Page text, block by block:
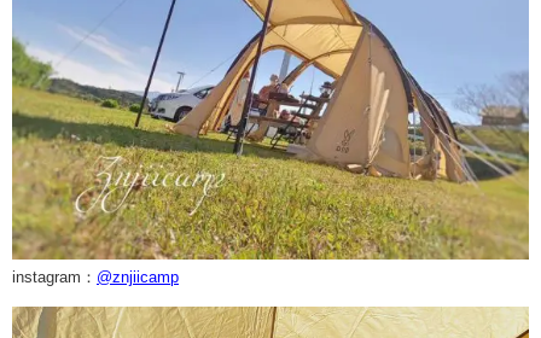
instagram： @znjiicamp